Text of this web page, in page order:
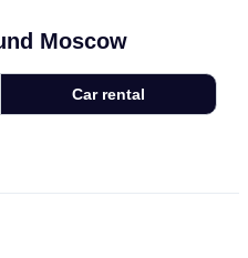
Moscow
Car rental